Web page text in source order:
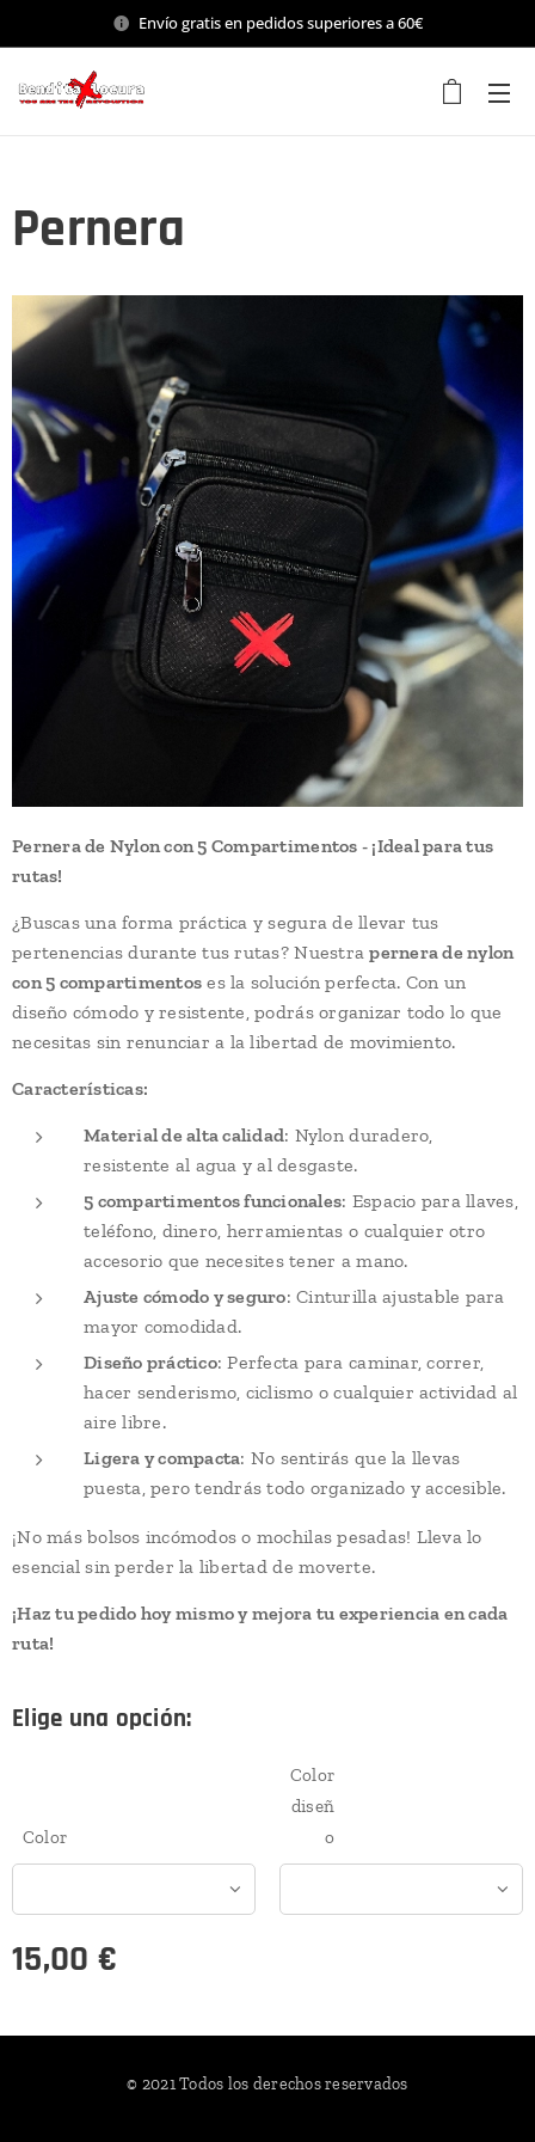
Envío gratis en pedidos superiores a 60€
Pernera
Pernera de Nylon con 5 Compartimentos - ¡Ideal para tus
rutas!
¿Buscas una forma práctica y segura de llevar tus
pertenencias durante tus rutas? Nuestrapernera de nylon
con 5 compartimentos es la solución perfecta. Con un
diseño cómodo y resistente, podrás organizar todo lo que
necesitas sin renunciar a la libertad de movimiento.
Características:
Material de alta calidad: Nylon duradero,
resistente al agua y al desgaste.
5 compartimentos funcionales: Espacio para llaves,
teléfono, dinero, herramientas o cualquier otro
accesorio que necesites tener a mano.
Ajuste cómodo y seguro: Cinturilla ajustable para
mayor comodidad.
Diseño práctico: Perfecta para caminar, correr,
hacer senderismo, ciclismo o cualquier actividad al
aire libre.
Ligera y compacta: No sentirás que la llevas
puesta, pero tendrás todo organizado y accesible.
¡No más bolsos incómodos o mochilas pesadas! Lleva lo
esencial sin perder la libertad de moverte.
¡Haz tu pedido hoy mismo y mejora tu experiencia en cada
ruta!
Elige una opción:
Color
Color
diseñ
o
15,00 €
© 2021 Todos los derechos reservados